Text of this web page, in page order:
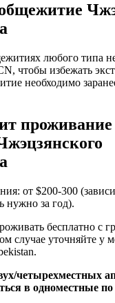
любого типа
чтобы избежать
необходимо
от $200-300
нужно за год).
бесплатно с
случае уточняйте у
четырехместных
в одноместные